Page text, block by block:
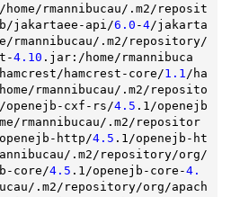
rmannibucau/.m2/reposit
jakartaee-api/6.0 -4/jakarta
rmannibucau/.m2/repository/
4.10 .jar:/home/rmannibuca
hamcrest-core/1.1 /ha
rmannibucau/.m2/reposito
openejb-cxf-rs/4.5 .1/openejb
rmannibucau/.m2/repositor
http/4.5 .1/openejb-ht
.m2/repository/org/
core/4.5 .1/openejb-core-4.
.m2/repository/org/apach